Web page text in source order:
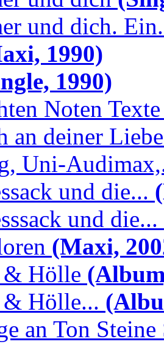
und dich.
1990)
1990)
Noten
an deiner
Uni-
und die...
und die...
(Maxi,
Hölle
Hölle...
an Ton Steine